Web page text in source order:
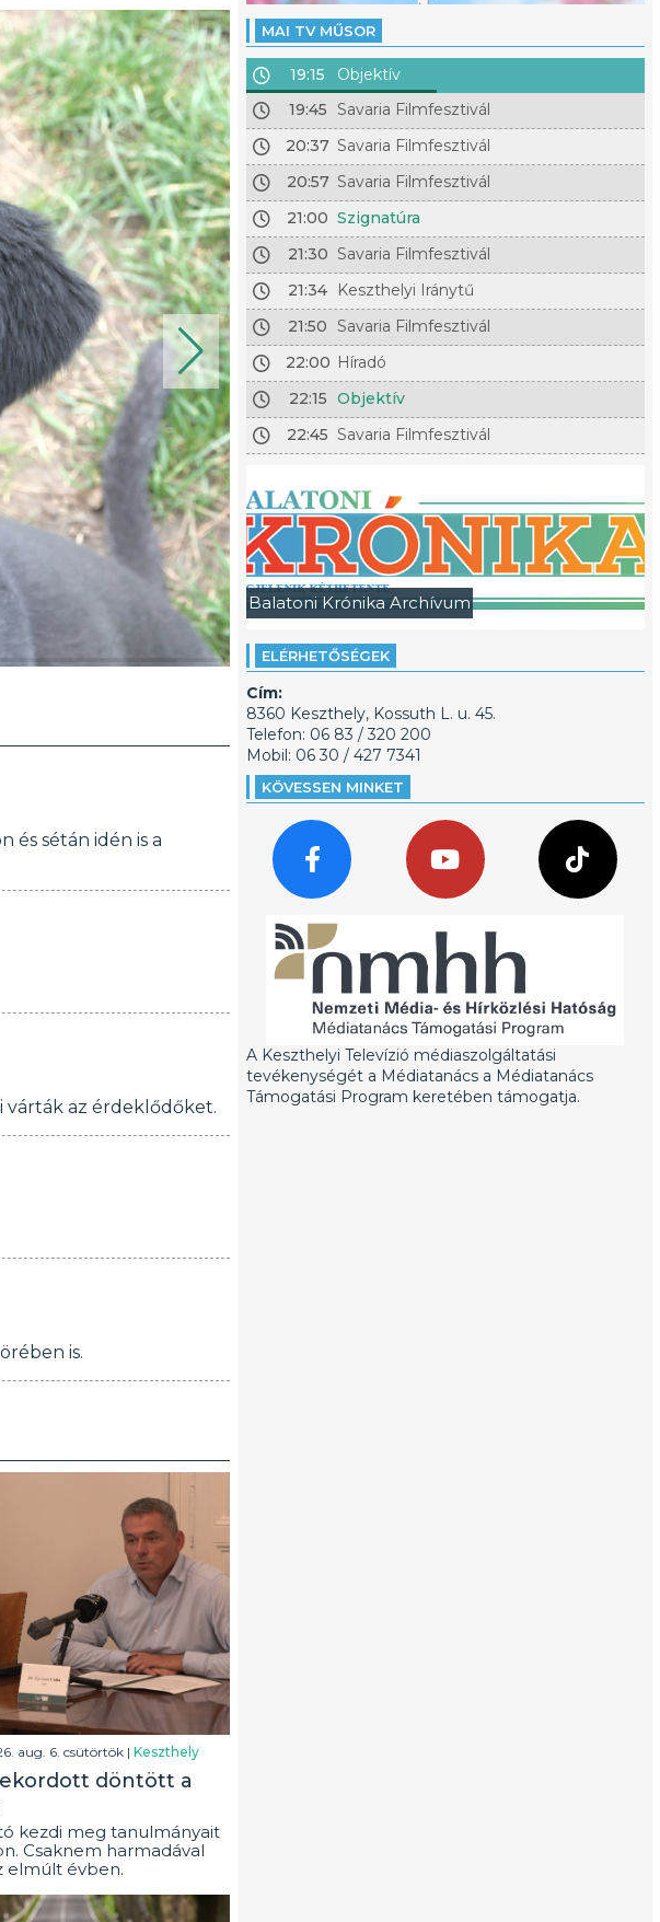
és sétán idén is a
várták az érdeklődőket.
is.
aug. 6. csütörtök | Keszthely
döntött a
kezdi meg tanulmányait
Csaknem harmadával
elmúlt évben.
MAI TV MŰSOR
19:15
Objektív
19:45
Savaria Filmfesztivál
20:37 Savaria Filmfesztivál
20:57 Savaria Filmfesztivál
21:00 Szignatúra
21:30 Savaria Filmfesztivál
21:34
Keszthelyi Iránytű
21:50
Savaria Filmfesztivál
22:00 Híradó
22:15 Objektív
22:45 Savaria Filmfesztivál
Balatoni Krónika Archívum
ELÉRHETŐSÉGEK
Cím:
8360 Keszthely, Kossuth L. u. 45.
Telefon: 06 83 / 320 200
Mobil: 06 30 / 427 7341
KÖVESSEN MINKET
A Keszthelyi Televízió médiaszolgáltatási
tevékenységét a Médiatanács a Médiatanács
Támogatási Program keretében támogatja.